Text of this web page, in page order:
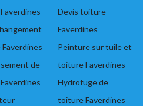
de
Devis toiture
Faverdines
Peinture sur tuile et
toiture Faverdines
Hydrofuge de
toiture Faverdines